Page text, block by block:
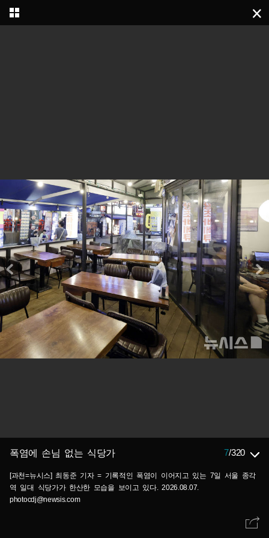
폭염에 손님 없는 식당가 7/320
[과천=뉴시스] 최동준 기자 = 기록적인 폭염이 이어지고 있는 7일 서울 종각
역 일대 식당가가 한산한 모습을 보이고 있다. 2026.08.07.
photocdj@newsis.com